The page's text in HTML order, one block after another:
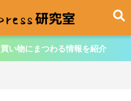
い物にまつわる情報を紹介